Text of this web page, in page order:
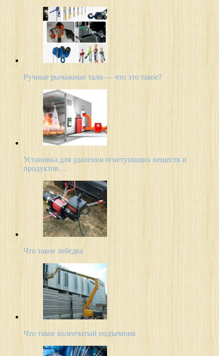
Ручные рычажные тали — что это такое?
Установка для удаления огнетушащих веществ и
продуктов…
Что такое лебедка
Что такое коленчатый подъемник